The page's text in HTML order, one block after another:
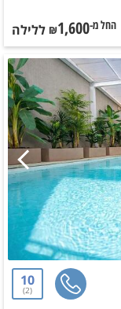
החל מ-₪1,600 ללילה
10
2